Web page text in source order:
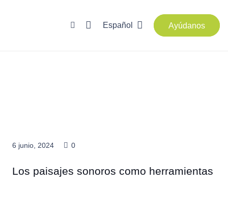
Español Ayúdanos
6 junio, 2024 0
Los paisajes sonoros como herramientas